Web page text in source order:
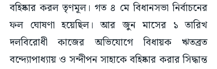
বহিষ্কার করল তৃণমূল। গত ৪ মে বিধানসভা নির্বাচনের
ফল ঘোষণা হয়েছিল। আর জুন মাসের ১ তারিখ
দলবিরোধী কাজের অভিযোগে বিধায়ক ঋতব্রত
বন্দ্যোপাধ্যায় ও সন্দীপন সাহাকে বহিষ্কার করার সিদ্ধান্ত